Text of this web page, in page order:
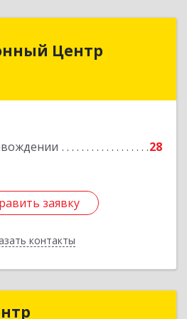
Центр
28
заявку
контакты
Центр
обл, Красноуфимск г,
заявку
Назад
Югорский Центр